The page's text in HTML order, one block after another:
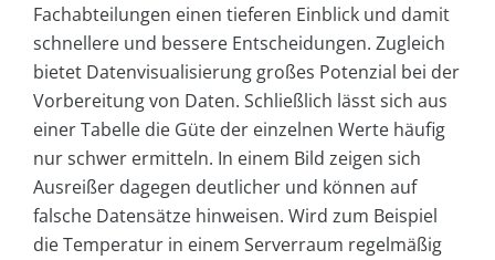
Fachabteilungen einen tieferen Einblick und damit
schnellere und bessere Entscheidungen. Zugleich
bietet Datenvisualisierung großes Potenzial bei der
Vorbereitung von Daten. Schließlich lässt sich aus
einer Tabelle die Güte der einzelnen Werte häufig
nur schwer ermitteln. In einem Bild zeigen sich
Ausreißer dagegen deutlicher und können auf
falsche Datensätze hinweisen. Wird zum Beispiel
die Temperatur in einem Serverraum regelmäßig